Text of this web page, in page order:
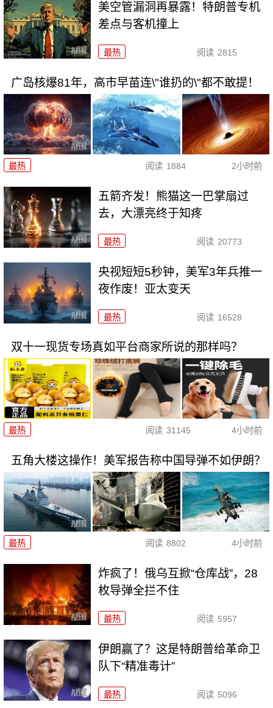
美空管漏洞再暴露！特朗普专机
差点与客机撞上
最热 阅读 2815
广岛核爆81年，高市早苗连\"谁扔的\"都不敢提！
最热 阅读 1884 2小时前
五箭齐发！熊猫这一巴掌扇过
去，大漂亮终于知疼
最热 阅读 20773
央视短短5秒钟，美军3年兵推一
夜作废！亚太变天
最热 阅读 16528
双十一现货专场真如平台商家所说的那样吗？
最热 阅读 31145 4小时前
五角大楼这操作！美军报告称中国导弹不如伊朗？
最热 阅读 8802 4小时前
炸疯了！俄乌互掀“仓库战”，28
枚导弹全拦不住
最热 阅读 5957
伊朗赢了？这是特朗普给革命卫
队下“精准毒计”
最热 阅读 5096